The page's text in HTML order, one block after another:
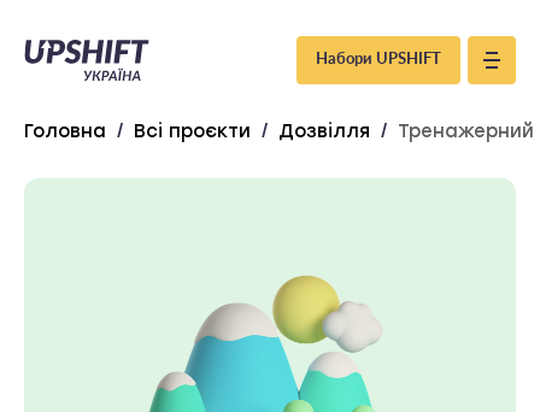
Upshift
–
Україна
Набори UPSHIFT
Головна / Всі проєкти / Дозвілля /